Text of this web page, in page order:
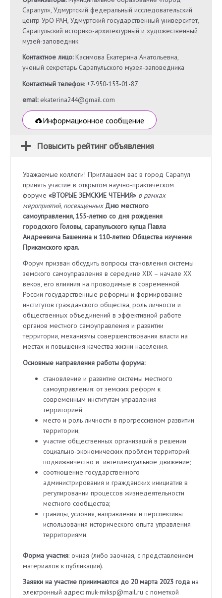
Сарапул», Удмуртский федеральный исследовательский
центр УрО РАН, Удмуртский государственный университет,
Сарапульский историко-архитектурный и художественный
музей-заповедник
Контактное лицо:Касимова Екатерина Анатольевна,
ученый секретарь Сарапульского музея-заповедника
Контактный телефон: +7-950-153-01-87
emal: ekaterina244@gmail.com
Информационное сообщение
Повысить рейтинг объявления
Уважаемые коллеги! Приглашаем вас в город Сарапул
принять участие в открытом научно-практическом
форуме «ВТОРЫЕ ЗЕМСКИЕ ЧТЕНИЯ» в рамках
мероприятий, посвященных Дню местного
самоуправления, 155-летию со дня рождения
городского Головы, сарапульского купца Павла
Андреевича Башенина и 110-летию Общества изучения
Прикамского края.
Форум призван обсудить вопросы становления системы
земского самоуправления в середине XIX – начале XX
веков, его влияния на проводимые в современной
России государственные реформы и формирование
институтов гражданского общества, роль личности и
общественных объединений в эффективной работе
органов местного самоуправления и развитии
территории, механизмы совершенствования власти на
местах и повышения качества жизни населения.
Основные направления работы форума:
становление и развитие системы местного
самоуправления: от земских реформ к
современным институтам управления
территорией;
место и роль личности в прогрессивном развитии
территории;
участие общественных организаций в решении
социально-экономических проблем территорий:
подвижничество и интеллектуальное движение;
соотношение государственного
администрирования и гражданских инициатив в
регулировании процессов жизнедеятельности
местного сообщества;
границы, условия, направления и перспективы
использования исторического опыта управления
территориями.
Форма участия: очная (либо заочная, с представлением
материалов к публикации).
Заявки на участие принимаются до 20 марта 2023 года на
электронный адрес: muk-miksp@mail.ru с пометкой